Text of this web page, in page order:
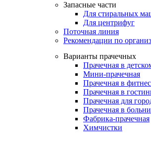
Запасные части
Для стиральных
Для центрифуг
Поточная линия
Рекомендации по
Варианты прачечных
Прачечная в
Мини-прачечная
Прачечная в
Прачечная в
Прачечная для
Прачечная в
Фабрика-прачечная
Химчистки